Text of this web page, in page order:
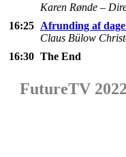
Karen Rønde –
16:25 Afrunding af
Claus Bülow
16:30 The End
FutureTV